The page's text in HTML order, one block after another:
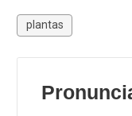
plantas